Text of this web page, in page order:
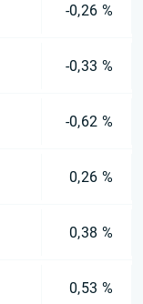
-0,26 %
-0,33 %
-0,62 %
0,26 %
0,38 %
0,53 %